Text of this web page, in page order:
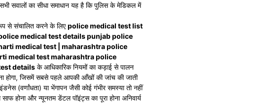
सवालों का सीधा समाधान यह है कि पुलिस के मेडिकल में
से संचालित करने के लिएpolice medical test list
medical test details punjab police
medical test | maharashtra police
medical test maharashtra police
details के आधिकारिक नियमों का कड़ाई से पालन
होगा, जिसमें सबसे पहले आपकी आँखों की जांच की जाती
(वर्णांधता) या भेंगापन जैसी कोई गंभीर समस्या तो नहीं
होना और न्यूनतम डेंटल पॉइंट्स का पूरा होना अनिवार्य